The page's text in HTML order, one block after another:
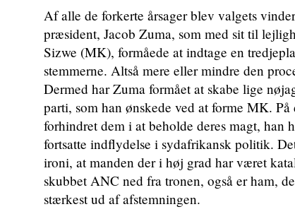
Af alle de forkerte årsager blev valgets
præsident, Jacob Zuma, som med sit til
Sizwe (MK), formåede at indtage en
stemmerne. Altså mere eller mindre den
Dermed har Zuma formået at skabe lige
parti, som han ønskede ved at forme MK.
forhindret dem i at beholde deres magt, han
fortsatte indflydelse i sydafrikansk politik.
ironi, at manden der i høj grad har været
skubbet ANC ned fra tronen, også er ham,
stærkest ud af afstemningen.